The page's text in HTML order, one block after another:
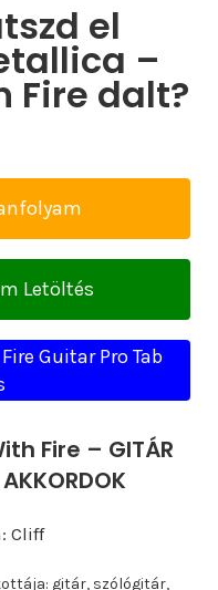
el
–
Fire dalt?
Letöltés
Guitar Pro Tab
Fire – GITÁR
Cliff
gitár, szólógitár,